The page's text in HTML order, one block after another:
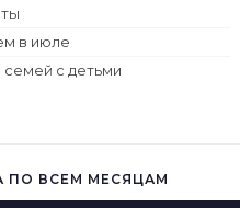
в июле
с детьми
ПО ВСЕМ МЕСЯЦАМ